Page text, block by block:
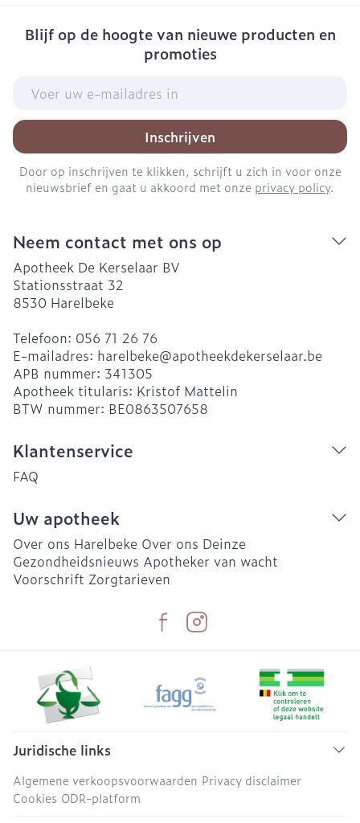
Blijf op de hoogte van nieuwe producten en
promoties
Inschrijven
Door op inschrijven te klikken, schrijft u zich in voor onze
nieuwsbrief en gaat u akkoord met onze privacy policy.
Neem contact met ons op
Apotheek De Kerselaar BV
Stationsstraat 32
8530 Harelbeke
Telefoon: 056 71 26 76
E-mailadres: harelbeke@apotheekdekerselaar.be
APB nummer: 341305
Apotheek titularis: Kristof Mattelin
BTW nummer: BE0863507658
Klantenservice
FAQ
Uw apotheek
Over ons Harelbeke Over ons Deinze
Gezondheidsnieuws Apotheker van wacht
Voorschrift Zorgtarieven
Juridische links
Algemene verkoopsvoorwaarden Privacy disclaimer
Cookies ODR-platform